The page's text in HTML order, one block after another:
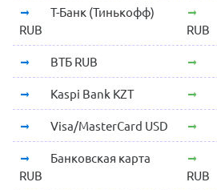
Т-Банк (Тинькофф)
RUB
RUB
ВТБ RUB
Kaspi Bank KZT
Visa/MasterCard USD
Банковская карта
RUB
RUB